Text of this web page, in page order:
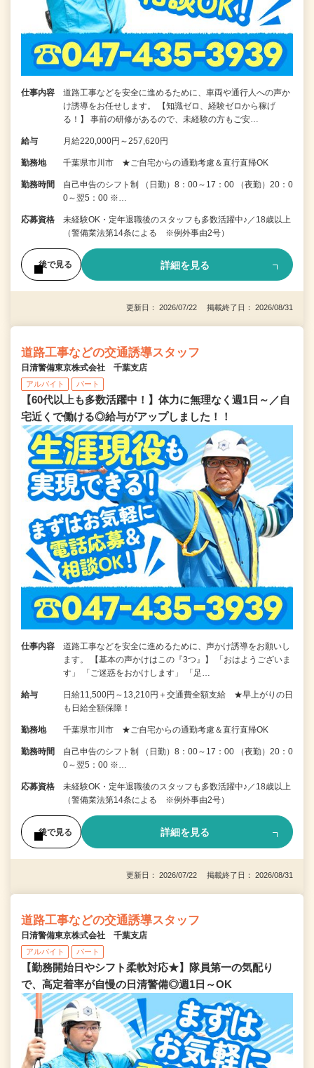
仕事内容
道路工事などを安全に進めるために、車両や通行人への声か
け誘導をお任せします。 【知識ゼロ、経験ゼロから稼げ
る！】 事前の研修があるので、未経験の方もご安…
給与 月給220,000円～257,620円
勤務地 千葉県市川市 ★ご自宅からの通勤考慮＆直行直帰OK
勤務時間
自己申告のシフト制 （日勤）8：00～17：00 （夜勤）20：0
0～翌5：00 ※…
応募資格
未経験OK・定年退職後のスタッフも多数活躍中♪／18歳以上
（警備業法第14条による ※例外事由2号）
後で見る 詳細を見る
更新日： 2026/07/22 掲載終了日： 2026/08/31
道路工事などの交通誘導スタッフ
日清警備東京株式会社 千葉支店
アルバイト パート
【60代以上も多数活躍中！】体力に無理なく週1日～／自
宅近くで働ける◎給与がアップしました！！
仕事内容
道路工事などを安全に進めるために、声かけ誘導をお願いし
ます。 【基本の声かけはこの『3つ』】 「おはようございま
す」 「ご迷惑をおかけします」 「足…
給与
日給11,500円～13,210円＋交通費全額支給 ★早上がりの日
も日給全額保障！
勤務地 千葉県市川市 ★ご自宅からの通勤考慮＆直行直帰OK
勤務時間
自己申告のシフト制 （日勤）8：00～17：00 （夜勤）20：0
0～翌5：00 ※…
応募資格
未経験OK・定年退職後のスタッフも多数活躍中♪／18歳以上
（警備業法第14条による ※例外事由2号）
後で見る 詳細を見る
更新日： 2026/07/22 掲載終了日： 2026/08/31
道路工事などの交通誘導スタッフ
日清警備東京株式会社 千葉支店
アルバイト パート
【勤務開始日やシフト柔軟対応★】隊員第一の気配り
で、高定着率が自慢の日清警備◎週1日～OK